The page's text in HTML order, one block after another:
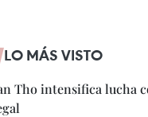
LO MÁS VISTO
Tho intensifica lucha